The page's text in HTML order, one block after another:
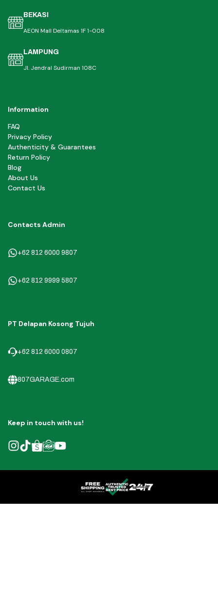
BEKASI
AEON Mall Deltamas 1F 1-008
LAMPUNG
Jl. Jendral Sudirman 108C
Information
FAQ
Privacy Policy
Authenticity & Guarantees
Return Policy
Blog
About Us
Contact Us
Contacts Admin
+62 812 6000 9807
+62 812 9999 5807
PT Delapan Kosong Tujuh
+62 812 6000 0807
807GARAGE.com
Keep in touch with us!